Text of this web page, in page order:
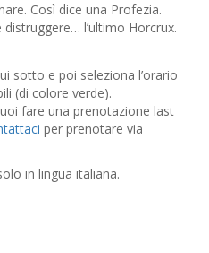
Così dice una Profezia.
l’ultimo Horcrux.
sotto e poi seleziona l’orario
(di colore verde).
fare una prenotazione last
per prenotare via
in lingua italiana.